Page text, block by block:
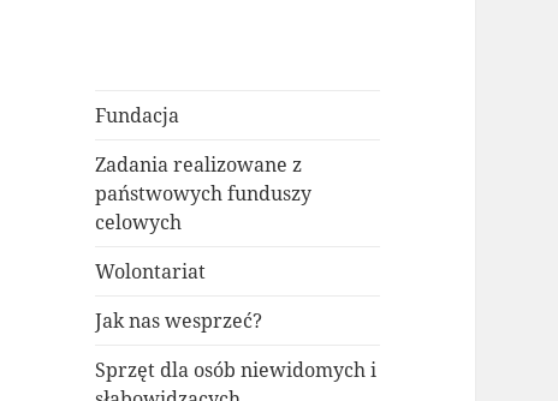
Fundacja
Zadania realizowane z
państwowych funduszy
celowych
Wolontariat
Jak nas wesprzeć?
Sprzęt dla osób niewidomych i